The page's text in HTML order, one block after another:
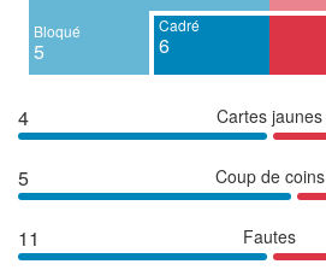
Bloqué
5
Cadré
6
4 Cartes jaunes
5 Coup de coins
11 Fautes